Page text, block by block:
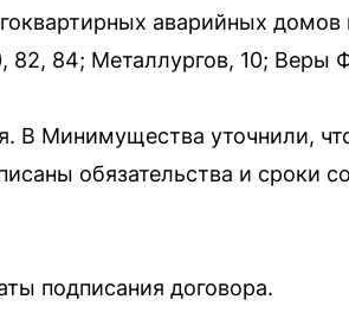
аварийных домов
82, 84; Металлургов, 10; Веры
В Минимущества уточнили,
обязательства и сроки
подписания договора.